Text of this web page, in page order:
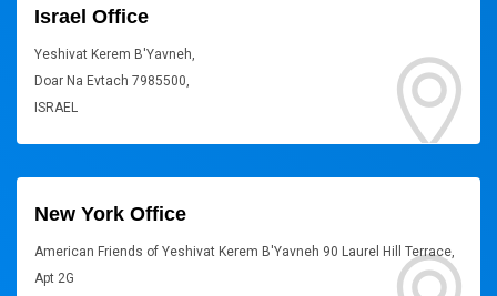
Israel Office
Yeshivat Kerem B'Yavneh,
Doar Na Evtach 7985500,
ISRAEL
New York Office
American Friends of Yeshivat Kerem B'Yavneh 90 Laurel Hill Terrace,
Apt 2G